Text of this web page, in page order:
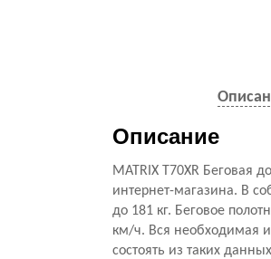
Описание
MATRIX T70XR
интернет-магазина. В
до 181 кг. Беговое
км/ч. Вся необходимая
состоять из таких